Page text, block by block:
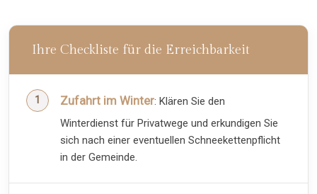
Ihre Checkliste für die Erreichbarkeit
Zufahrt im Winter: Klären Sie den
Winterdienst für Privatwege und erkundigen Sie
sich nach einer eventuellen Schneekettenpflicht
in der Gemeinde.